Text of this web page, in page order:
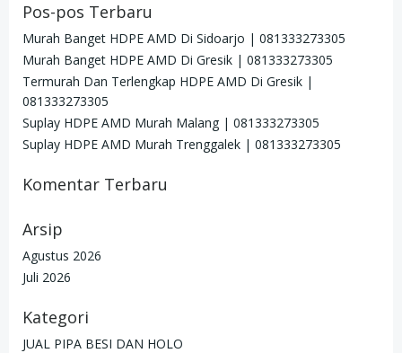
Pos-pos Terbaru
Murah Banget HDPE AMD Di Sidoarjo | 081333273305
Murah Banget HDPE AMD Di Gresik | 081333273305
Termurah Dan Terlengkap HDPE AMD Di Gresik |
081333273305
Suplay HDPE AMD Murah Malang | 081333273305
Suplay HDPE AMD Murah Trenggalek | 081333273305
Komentar Terbaru
Arsip
Agustus 2026
Juli 2026
Kategori
JUAL PIPA BESI DAN HOLO